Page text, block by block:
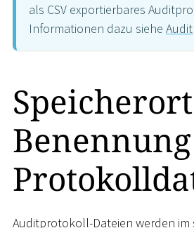
als CSV exportierbares
Informationen dazu siehe
Auditprotokoll-Dateien werden im